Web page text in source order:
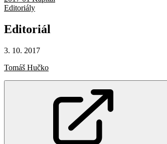
Editoriály
Editoriál
3. 10. 2017
Tomáš Hučko